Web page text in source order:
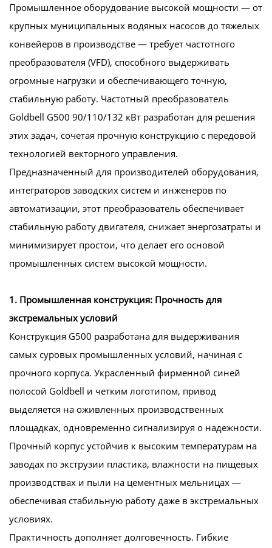
Промышленное оборудование высокой мощности — от
крупных муниципальных водяных насосов до тяжелых
конвейеров в производстве — требует частотного
преобразователя (VFD), способного выдерживать
огромные нагрузки и обеспечивающего точную,
стабильную работу. Частотный преобразователь
Goldbell G500 90/110/132 кВт разработан для решения
этих задач, сочетая прочную конструкцию с передовой
технологией векторного управления.
Предназначенный для производителей оборудования,
интеграторов заводских систем и инженеров по
автоматизации, этот преобразователь обеспечивает
стабильную работу двигателя, снижает энергозатраты и
минимизирует простои, что делает его основой
промышленных систем высокой мощности.
1. Промышленная конструкция: Прочность для
экстремальных условий
Конструкция G500 разработана для выдерживания
самых суровых промышленных условий, начиная с
прочного корпуса. Украсленный фирменной синей
полосой Goldbell и четким логотипом, привод
выделяется на оживленных производственных
площадках, одновременно сигнализируя о надежности.
Прочный корпус устойчив к высоким температурам на
заводах по экструзии пластика, влажности на пищевых
производствах и пыли на цементных мельницах —
обеспечивая стабильную работу даже в экстремальных
условиях.
Практичность дополняет долговечность. Гибкие